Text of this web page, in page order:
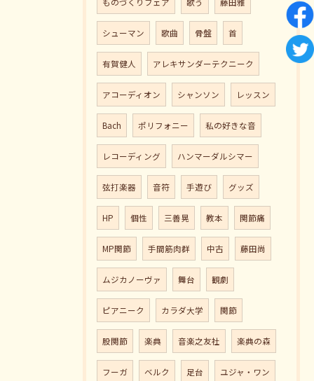
シューマン 歌曲 骨盤 首
有賀健人 アレキサンダーテクニーク
アコーディオン シャンソン レッスン
Bach ポリフォニー 私の好きな音
レコーディング ハンマーダルシマー
弦打楽器 音符 手遊び グッズ
HP 個性 三善晃 教本 関節痛
MP関節 手間筋肉群 中古 藤田尚
ムジカノーヴァ 舞台 観劇
ピアニーク カラダ大学 関節
股関節 楽典 音楽之友社 楽典の森
フーガ ベルク 足台 ユジャ・ワン